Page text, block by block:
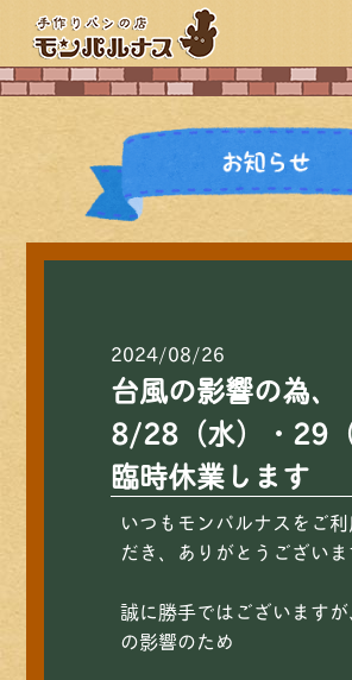
2024/08/26
台風の影響の為、
8/28（水）・29（
臨時休業します
いつもモンパルナスをご
だき、ありがとうございま
誠に勝手ではございます
の影響のため